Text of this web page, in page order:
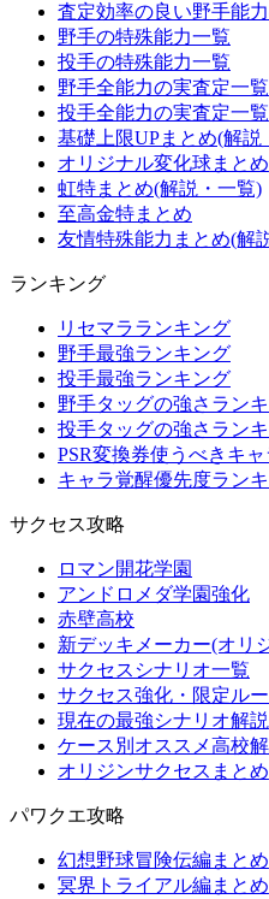
査定効率の良い野手能
野手の特殊能力一覧
投手の特殊能力一覧
野手全能力の実査定一覧
投手全能力の実査定一覧
基礎上限UPまとめ(解説
オリジナル変化球まと
虹特まとめ(解説・一覧)
至高金特まとめ
友情特殊能力まとめ(解
ランキング
リセマラランキング
野手最強ランキング
投手最強ランキング
野手タッグの強さラン
投手タッグの強さラン
PSR変換券使うべきキ
キャラ覚醒優先度ラン
サクセス攻略
ロマン開花学園
アンドロメダ学園強化
赤壁高校
新デッキメーカー(オリ
サクセスシナリオ一覧
サクセス強化・限定ル
現在の最強シナリオ解説
ケース別オススメ高校
オリジンサクセスまとめ
パワクエ攻略
幻想野球冒険伝編まとめ
冥界トライアル編まとめ